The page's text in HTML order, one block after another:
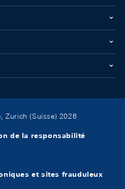
Zurich (Suisse) 2026
de la responsabilité
et sites frauduleux